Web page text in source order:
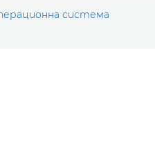
система